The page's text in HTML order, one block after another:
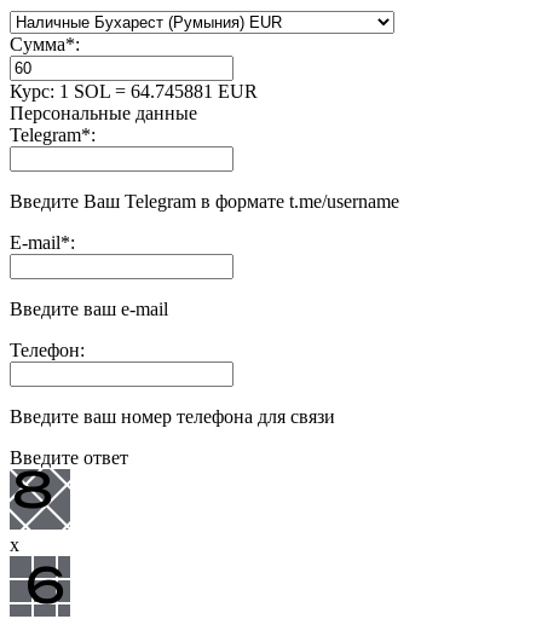
Сумма*:
Курс: 1 SOL = 64.745881 EUR
Персональные данные
Telegram*:
Введите Ваш Telegram в формате t.me/username
E-mail*:
Введите ваш e-mail
Телефон:
Введите ваш номер телефона для связи
Введите ответ
x